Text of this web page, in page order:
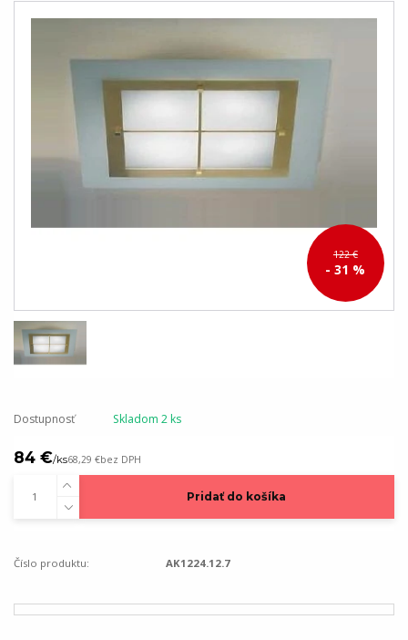
122 €
- 31 %
Dostupnosť Skladom 2 ks
84 €/ks68,29 €bez DPH
Pridať do košíka
Číslo produktu: AK1224.12.7